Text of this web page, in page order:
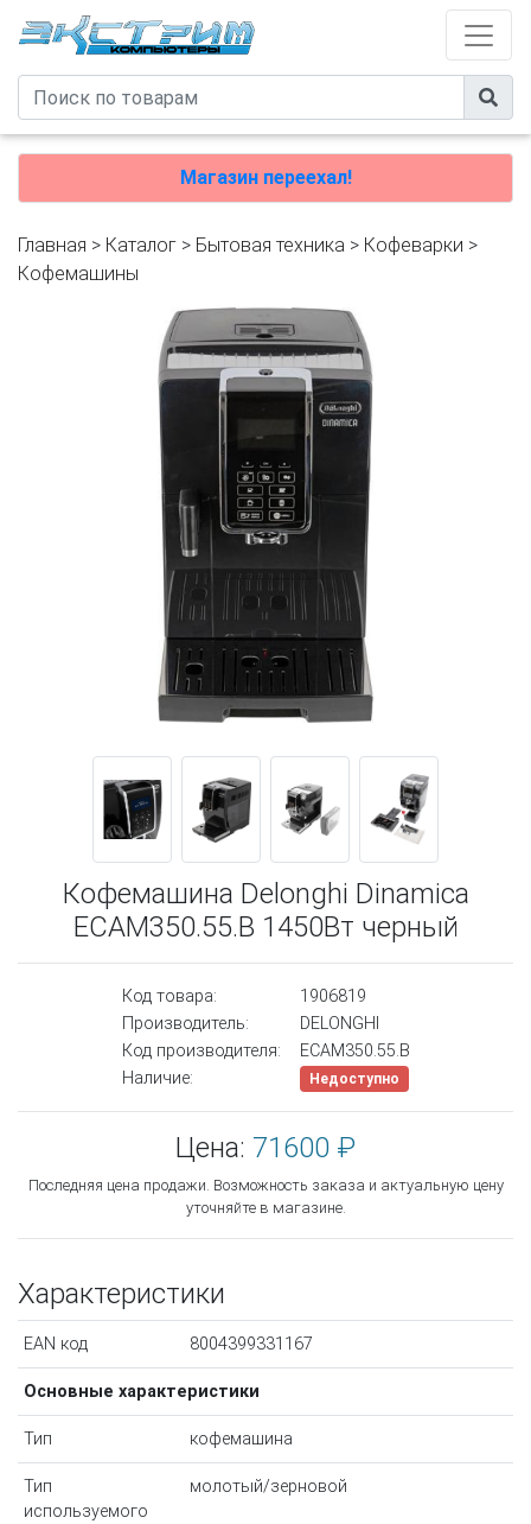
Магазин переехал!
Главная > Каталог > Бытовая техника > Кофеварки >
Кофемашины
Кофемашина Delonghi Dinamica
ECAM350.55.B 1450Вт черный
Код товара:
1906819
Производитель:
DELONGHI
Код производителя:
ECAM350.55.B
Наличие:
Недоступно
Цена: 71600 ₽
Последняя цена продажи. Возможность заказа и актуальную цену
уточняйте в магазине.
Характеристики
EAN код 8004399331167
Основные характеристики
Тип кофемашина
Тип
используемого
молотый/зерновой